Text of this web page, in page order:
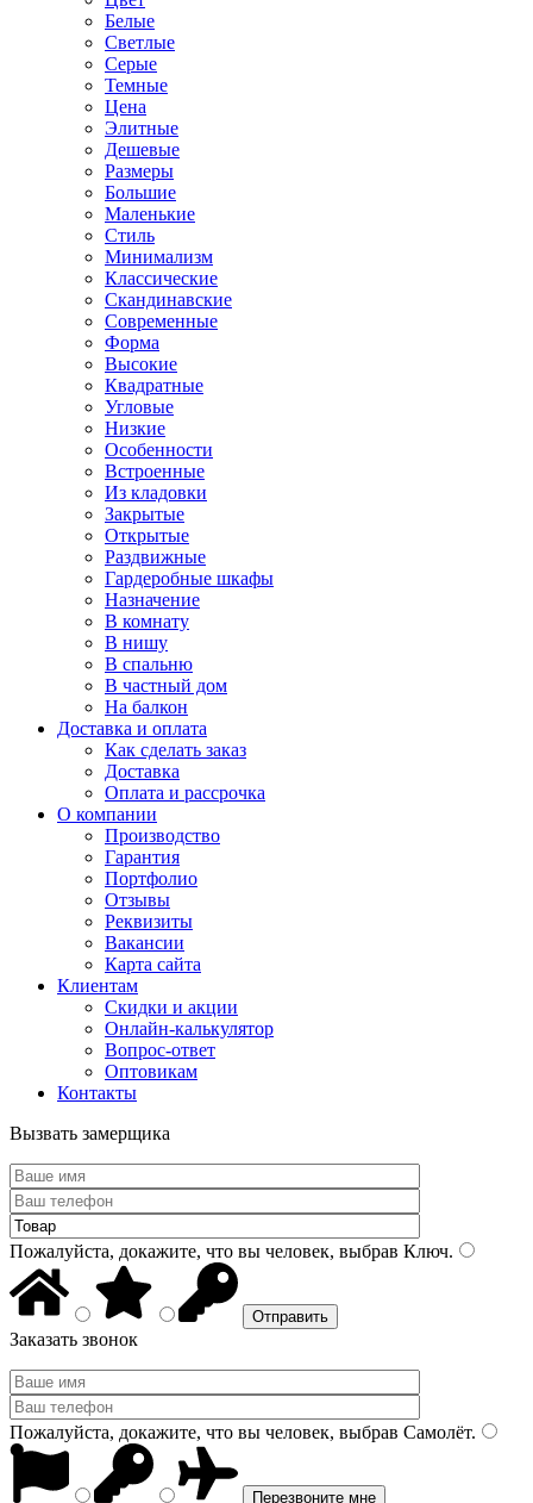
Белые
Светлые
Серые
Темные
Цена
Элитные
Дешевые
Размеры
Большие
Маленькие
Стиль
Минимализм
Классические
Скандинавские
Современные
Форма
Высокие
Квадратные
Угловые
Низкие
Особенности
Встроенные
Из кладовки
Закрытые
Открытые
Раздвижные
Гардеробные шкафы
Назначение
В комнату
В нишу
В спальню
В частный дом
На балкон
Доставка и оплата
Как сделать заказ
Доставка
Оплата и рассрочка
О компании
Производство
Гарантия
Портфолио
Отзывы
Реквизиты
Вакансии
Карта сайта
Клиентам
Скидки и акции
Онлайн-калькулятор
Вопрос-ответ
Оптовикам
Контакты
Вызвать замерщика
Пожалуйста, докажите, что вы человек, выбрав Ключ.
Заказать звонок
Пожалуйста, докажите, что вы человек, выбрав Самолёт.